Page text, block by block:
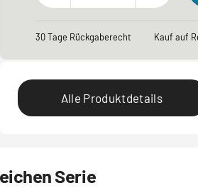
30 Tage Rückgaberecht Kauf auf
Alle Produktdetails
Serie